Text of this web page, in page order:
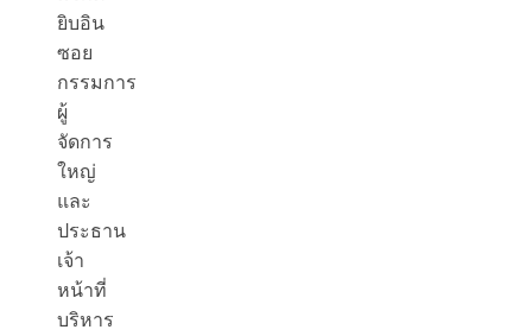
ยิบอิน
ซอย
กรรมการ
ผู้
จัดการ
ใหญ่
และ
ประธาน
เจ้า
หน้าที่
บริหาร